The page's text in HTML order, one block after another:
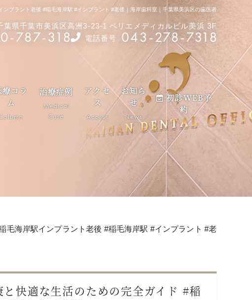
プラント老後 #稲毛海岸駅 #インプラント #老後｜海岸歯科室｜千葉県美浜区の歯医者
県千葉市美浜区高洲3-23-1 ペリエメディカルビル美浜 3F
787-318 電話番号 043-278-7318
療コラ
ム
治療症例
Medical
Case
アクセ
ス
Access
お知ら
せ
News
初診WEB予
約
毛海岸駅インプラント老後 #稲毛海岸駅 #インプラント #老
快適な生活のための完全ガイド #稲